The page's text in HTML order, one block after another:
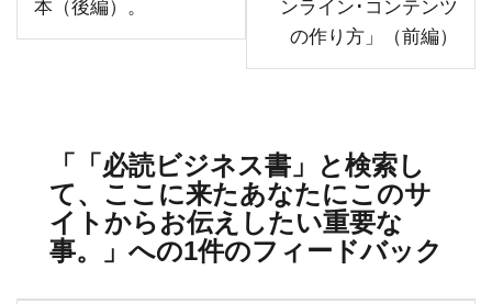
ナ
ン
本（後編）。
ンライン･コンテンツ
の作り方」（前編）
「
「必読ビジネス書」と検索し
て、ここに来たあなたにこのサ
イトからお伝えしたい重要な
事。
」への1件のフィードバック